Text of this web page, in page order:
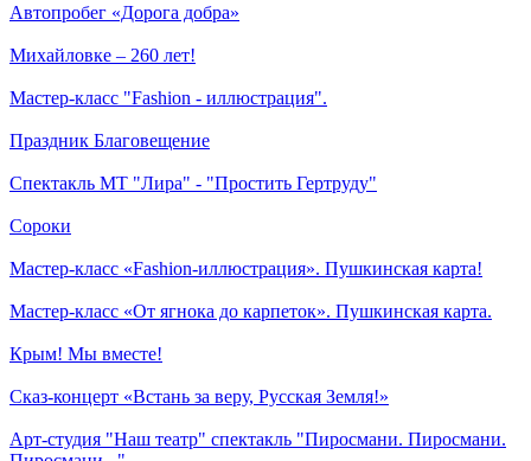
Автопробег «Дорога добра»
Михайловке – 260 лет!
Мастер-класс "Fashion - иллюстрация".
Праздник Благовещение
Спектакль МТ "Лира" - "Простить Гертруду"
Сороки
Мастер-класс «Fashion-иллюстрация». Пушкинская карта!
Мастер-класс «От ягнока до карпеток». Пушкинская карта.
Крым! Мы вместе!
Сказ-концерт «Встань за веру, Русская Земля!»
Арт-студия "Наш театр" спектакль "Пиросмани. Пиросмани.